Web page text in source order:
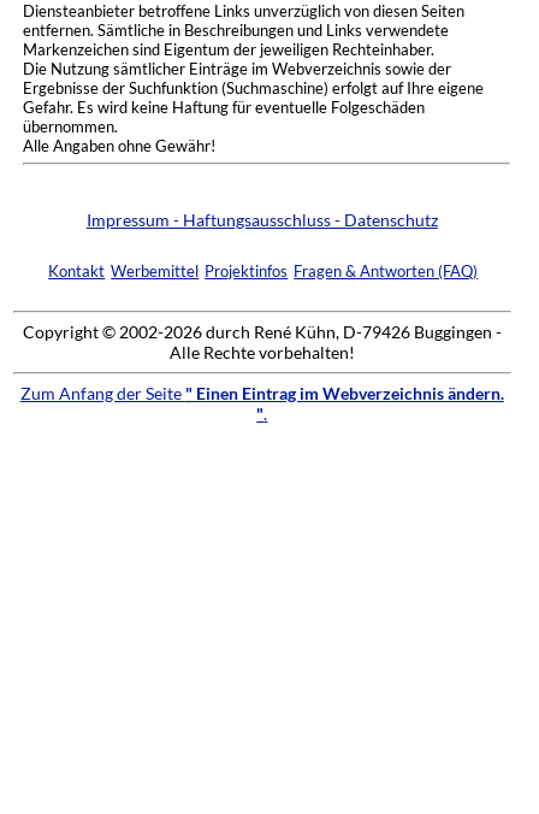
Diensteanbieter betroffene Links unverzüglich von diesen Seiten
entfernen. Sämtliche in Beschreibungen und Links verwendete
Markenzeichen sind Eigentum der jeweiligen Rechteinhaber.
Die Nutzung sämtlicher Einträge im Webverzeichnis sowie der
Ergebnisse der Suchfunktion (Suchmaschine) erfolgt auf Ihre eigene
Gefahr. Es wird keine Haftung für eventuelle Folgeschäden
übernommen.
Alle Angaben ohne Gewähr!
Impressum - Haftungsausschluss - Datenschutz
Kontakt Werbemittel Projektinfos Fragen & Antworten (FAQ)
Copyright © 2002-2026 durch René Kühn, D-79426 Buggingen -
Alle Rechte vorbehalten!
Zum Anfang der Seite " Einen Eintrag im Webverzeichnis ändern.
".